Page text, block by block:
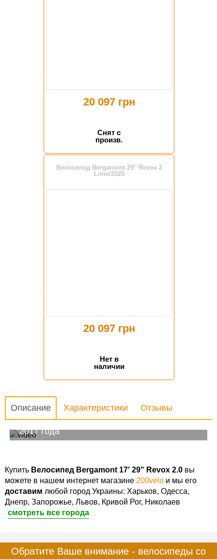
20 097 грн
Снят с
произв.
Велосипед Bergamont 29" Revox 2
Lime/2020
20 097 грн
Нет в
наличии
Описание Характеристики
Отзывы
Обзор велосипеда Bergamont Revox 2.0
2017 года
Купить Велосипед Bergamont 17' 29" Revox 2.0 вы
можете в нашем интернет магазине 200velo и мы его
доставим любой город Украины: Харьков, Одесса,
Днепр, Запорожье, Львов, Кривой Рог, Николаев
смотреть все города
Обратите Ваше внимание - велосипеды со